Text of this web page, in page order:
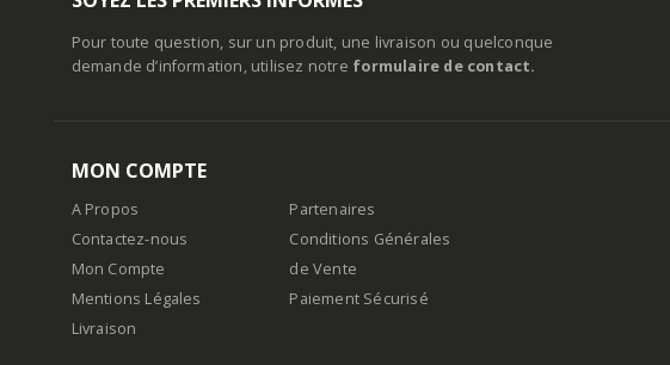
Pour toute question, sur un produit, une livraison ou quelconque
demande d’information, utilisez notre formulaire de contact.
MON COMPTE
A Propos
Contactez-nous
Mon Compte
Mentions Légales
Livraison
Partenaires
Conditions Générales
de Vente
Paiement Sécurisé